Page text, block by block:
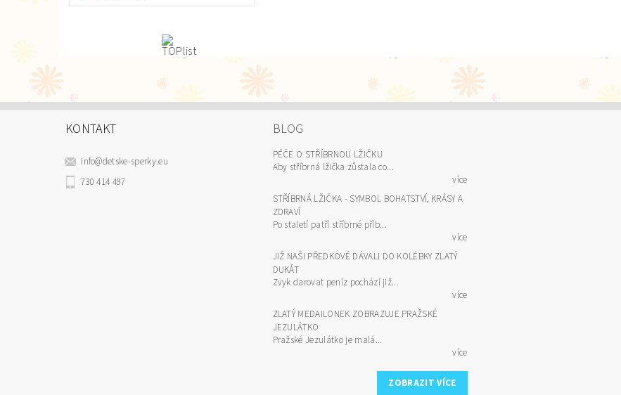
KONTAKT
info@detske-sperky.eu
730 414 497
BLOG
PÉČE O STŘÍBRNOU LŽIČKU
Aby stříbrná lžička zůstala co...
více
STŘÍBRNÁ LŽIČKA - SYMBOL BOHATSTVÍ, KRÁSY A
ZDRAVÍ
Po staletí patří stříbrné příb...
více
JIŽ NAŠI PŘEDKOVÉ DÁVALI DO KOLÉBKY ZLATÝ
DUKÁT
Zvyk darovat peníz pochází již...
více
ZLATÝ MEDAILONEK ZOBRAZUJE PRAŽSKÉ
JEZULÁTKO
Pražské Jezulátko je malá...
více
ZOBRAZIT VÍCE